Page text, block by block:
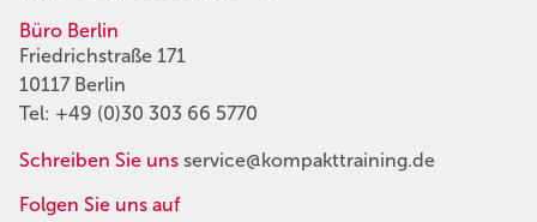
Büro Berlin
Friedrichstraße 171
10117 Berlin
Tel: +49 (0)30 303 66 5770
Schreiben Sie uns service@kompakttraining.de
Folgen Sie uns auf